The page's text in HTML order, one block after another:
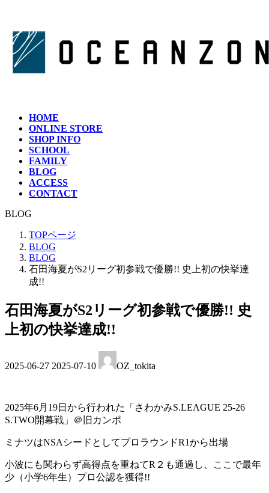
テ
ン
へ
ゲ
ー
ョ
HOME
ONLINE STORE
SHOP INFO
SCHOOL
FAMILY
BLOG
ACCESS
CONTACT
BLOG
TOPページ
BLOG
BLOG
石田海夏がS2リーグ初参戦で優勝!! 史上初の快挙達
成!!
石田海夏がS2リーグ初参戦で優勝!! 史
上初の快挙達成!!
2025-06-27 終
日
時
2025-07-10 OZ_tokita
2025年6月19日から行われた「さわかみS.LEAGUE 25-26
S.TWO開幕戦」＠旧カンポ
ミナツはNSAシードとしてプロラウンドR1から出場
小波にも関わらず高得点を重ねてR２も通過し、ここで最年
少（小学6年生）プロ公認を獲得!!